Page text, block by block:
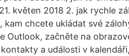
květen 2018 2. jak rychle
chcete ukládat své
Outlook, začněte na
a události v